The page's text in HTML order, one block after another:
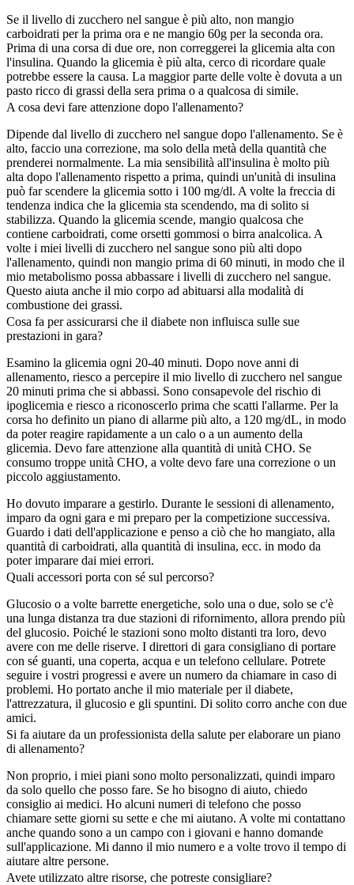
Se il livello di zucchero nel sangue è più alto, non mangio
carboidrati per la prima ora e ne mangio 60g per la seconda ora.
Prima di una corsa di due ore, non correggerei la glicemia alta con
l'insulina. Quando la glicemia è più alta, cerco di ricordare quale
potrebbe essere la causa. La maggior parte delle volte è dovuta a un
pasto ricco di grassi della sera prima o a qualcosa di simile.
A cosa devi fare attenzione dopo l'allenamento?
Dipende dal livello di zucchero nel sangue dopo l'allenamento. Se è
alto, faccio una correzione, ma solo della metà della quantità che
prenderei normalmente. La mia sensibilità all'insulina è molto più
alta dopo l'allenamento rispetto a prima, quindi un'unità di insulina
può far scendere la glicemia sotto i 100 mg/dl. A volte la freccia di
tendenza indica che la glicemia sta scendendo, ma di solito si
stabilizza. Quando la glicemia scende, mangio qualcosa che
contiene carboidrati, come orsetti gommosi o birra analcolica. A
volte i miei livelli di zucchero nel sangue sono più alti dopo
l'allenamento, quindi non mangio prima di 60 minuti, in modo che il
mio metabolismo possa abbassare i livelli di zucchero nel sangue.
Questo aiuta anche il mio corpo ad abituarsi alla modalità di
combustione dei grassi.
Cosa fa per assicurarsi che il diabete non influisca sulle sue
prestazioni in gara?
Esamino la glicemia ogni 20-40 minuti. Dopo nove anni di
allenamento, riesco a percepire il mio livello di zucchero nel sangue
20 minuti prima che si abbassi. Sono consapevole del rischio di
ipoglicemia e riesco a riconoscerlo prima che scatti l'allarme. Per la
corsa ho definito un piano di allarme più alto, a 120 mg/dL, in modo
da poter reagire rapidamente a un calo o a un aumento della
glicemia. Devo fare attenzione alla quantità di unità CHO. Se
consumo troppe unità CHO, a volte devo fare una correzione o un
piccolo aggiustamento.
Ho dovuto imparare a gestirlo. Durante le sessioni di allenamento,
imparo da ogni gara e mi preparo per la competizione successiva.
Guardo i dati dell'applicazione e penso a ciò che ho mangiato, alla
quantità di carboidrati, alla quantità di insulina, ecc. in modo da
poter imparare dai miei errori.
Quali accessori porta con sé sul percorso?
Glucosio o a volte barrette energetiche, solo una o due, solo se c'è
una lunga distanza tra due stazioni di rifornimento, allora prendo più
del glucosio. Poiché le stazioni sono molto distanti tra loro, devo
avere con me delle riserve. I direttori di gara consigliano di portare
con sé guanti, una coperta, acqua e un telefono cellulare. Potrete
seguire i vostri progressi e avere un numero da chiamare in caso di
problemi. Ho portato anche il mio materiale per il diabete,
l'attrezzatura, il glucosio e gli spuntini. Di solito corro anche con due
amici.
Si fa aiutare da un professionista della salute per elaborare un piano
di allenamento?
Non proprio, i miei piani sono molto personalizzati, quindi imparo
da solo quello che posso fare. Se ho bisogno di aiuto, chiedo
consiglio ai medici. Ho alcuni numeri di telefono che posso
chiamare sette giorni su sette e che mi aiutano. A volte mi contattano
anche quando sono a un campo con i giovani e hanno domande
sull'applicazione. Mi danno il mio numero e a volte trovo il tempo di
aiutare altre persone.
Avete utilizzato altre risorse, che potreste consigliare?